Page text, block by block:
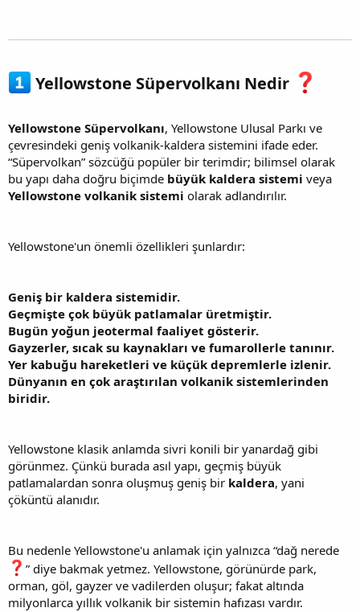
Yellowstone Süpervolkanı Nedir
Yellowstone Süpervolkanı, Yellowstone Ulusal Parkı ve
çevresindeki geniş volkanik-kaldera sistemini ifade eder.
“Süpervolkan” sözcüğü popüler bir terimdir; bilimsel olarak
bu yapı daha doğru biçimde büyük kaldera sistemi veya
Yellowstone volkanik sistemi olarak adlandırılır.
Yellowstone'un önemli özellikleri şunlardır:
Geniş bir kaldera sistemidir.
Geçmişte çok büyük patlamalar üretmiştir.
Bugün yoğun jeotermal faaliyet gösterir.
Gayzerler, sıcak su kaynakları ve fumarollerle tanınır.
Yer kabuğu hareketleri ve küçük depremlerle izlenir.
Dünyanın en çok araştırılan volkanik sistemlerinden
biridir.
Yellowstone klasik anlamda sivri konili bir yanardağ gibi
görünmez. Çünkü burada asıl yapı, geçmiş büyük
patlamalardan sonra oluşmuş geniş bir kaldera, yani
çöküntü alanıdır.
Bu nedenle Yellowstone'u anlamak için yalnızca “dağ nerede
” diye bakmak yetmez. Yellowstone, görünürde park,
orman, göl, gayzer ve vadilerden oluşur; fakat altında
milyonlarca yıllık volkanik bir sistemin hafızası vardır.